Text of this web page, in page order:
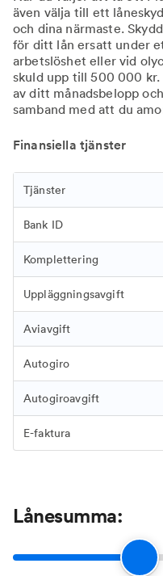
även välja till ett
och dina närmaste.
för ditt lån ersatt under
arbetslöshet eller vid
skuld upp till 500 000 kr.
av ditt månadsbelopp
samband med att du
Finansiella tjänster
Tjänster
Bank ID
Komplettering
Uppläggningsavgift
Aviavgift
Autogiro
Autogiroavgift
E-faktura
Lånesumma: